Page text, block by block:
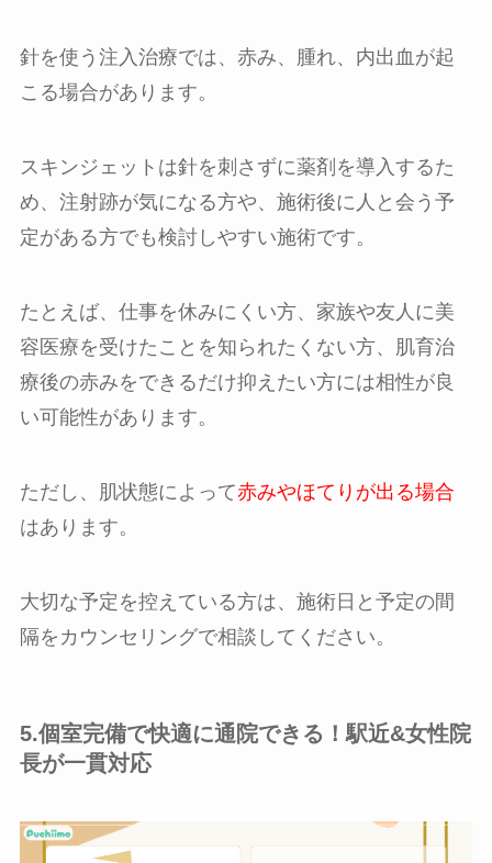
針を使う注入治療では、赤み、腫れ、内出血が起
こる場合があります。
スキンジェットは針を刺さずに薬剤を導入するた
め、注射跡が気になる方や、施術後に人と会う予
定がある方でも検討しやすい施術です。
たとえば、仕事を休みにくい方、家族や友人に美
容医療を受けたことを知られたくない方、肌育治
療後の赤みをできるだけ抑えたい方には相性が良
い可能性があります。
ただし、肌状態によって赤みやほてりが出る場合
はあります。
大切な予定を控えている方は、施術日と予定の間
隔をカウンセリングで相談してください。
5.個室完備で快適に通院できる！駅近&女性院
長が一貫対応